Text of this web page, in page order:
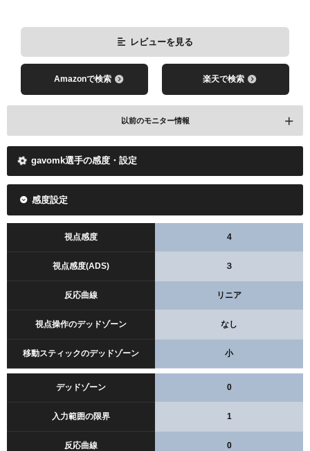
レビューを見る
Amazonで検索 楽天で検索
以前のモニター情報
Amazonで検索 楽天で検索
gavomk選手の感度・設定
感度設定
視点感度 4
視点感度(ADS) ３
反応曲線 リニア
視点操作のデッドゾーン なし
移動スティックのデッドゾーン 小
デッドゾーン 0
入力範囲の限界 1
反応曲線 0